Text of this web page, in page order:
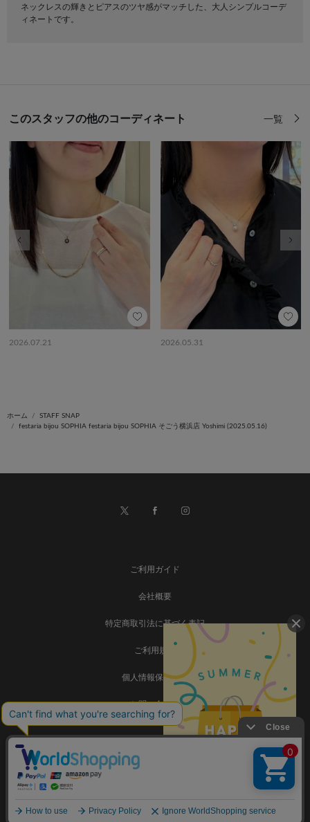
ネックレスの輝きとピアスのツヤ感がマッチした、大人シンプルコーデ
ィネートです。
このスタッフの他のコーディネート 一覧
2026.07.21 2026.05.31
ホーム
STAFF SNAP
festaria bijou SOPHIA festaria bijou SOPHIA そごう横浜店 Yoshimi (2025.05.16)
ご利用ガイド
会社概要
特定商取引法に基づく表記
ご利用規約
個人情報保護方針
お問い合わせ
事業再構築
Copyright © SADAMATSU Co., Ltd. all rights reserved.